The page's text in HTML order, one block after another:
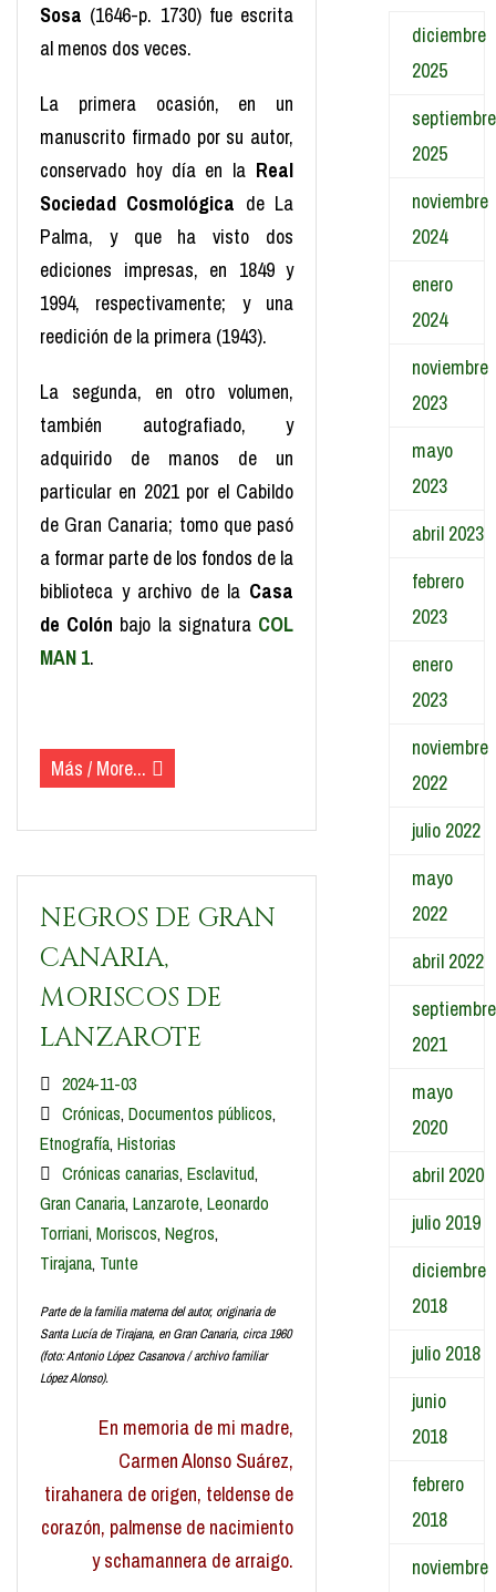
Sosa (1646-p. 1730) fue escrita
al menos dos veces.
La primera ocasión, en un
manuscrito firmado por su autor,
conservado hoy día en la Real
Sociedad Cosmológica de La
Palma, y que ha visto dos
ediciones impresas, en 1849 y
1994, respectivamente; y una
reedición de la primera (1943).
La segunda, en otro volumen,
también autografiado, y
adquirido de manos de un
particular en 2021 por el Cabildo
de Gran Canaria; tomo que pasó
a formar parte de los fondos de la
biblioteca y archivo de la Casa
de Colón bajo la signatura COL
MAN 1.
Más / More...
NEGROS DE GRAN
CANARIA,
MORISCOS DE
LANZAROTE
2024-11-03
Crónicas,Documentos públicos,
Etnografía,Historias
Crónicas canarias,Esclavitud,
Gran Canaria,Lanzarote,Leonardo
Torriani,Moriscos,Negros,
Tirajana, Tunte
Parte de la familia materna del autor, originaria de
Santa Lucía de Tirajana, en Gran Canaria, circa 1960
(foto: Antonio López Casanova / archivo familiar
López Alonso).
En memoria de mi madre,
Carmen Alonso Suárez,
tirahanera de origen, teldense de
corazón, palmense de nacimiento
y schamannera de arraigo.
diciembre
2025
septiembre
2025
noviembre
2024
enero
2024
noviembre
2023
mayo
2023
abril 2023
febrero
2023
enero
2023
noviembre
2022
julio 2022
mayo
2022
abril 2022
septiembre
2021
mayo
2020
abril 2020
julio 2019
diciembre
2018
julio 2018
junio
2018
febrero
2018
noviembre